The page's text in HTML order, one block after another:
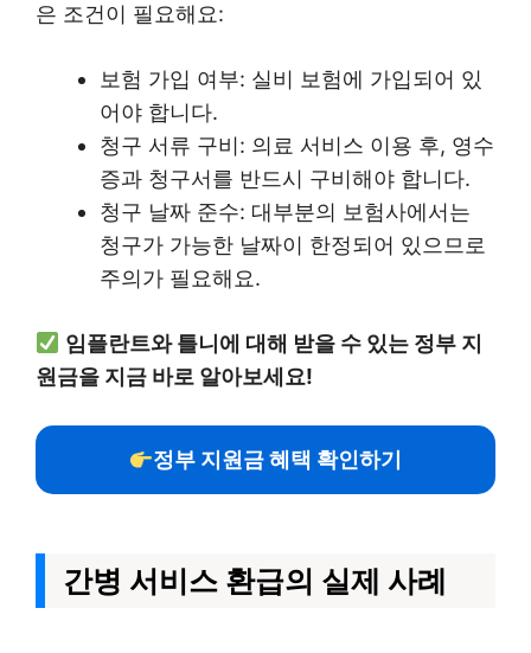
은 조건이 필요해요:
보험 가입 여부: 실비 보험에 가입되어 있
어야 합니다.
청구 서류 구비: 의료 서비스 이용 후, 영수
증과 청구서를 반드시 구비해야 합니다.
청구 날짜 준수: 대부분의 보험사에서는
청구가 가능한 날짜이 한정되어 있으므로
주의가 필요해요.
임플란트와 틀니에 대해 받을 수 있는 정부 지
원금을 지금 바로 알아보세요!
정부 지원금 혜택 확인하기
간병 서비스 환급의 실제 사례